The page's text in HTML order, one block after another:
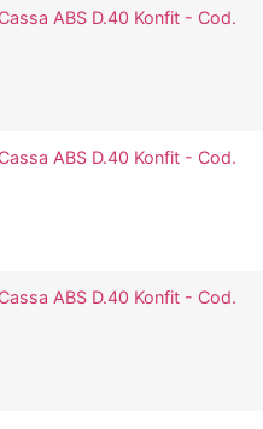
ABS D.40 Konfit - Cod.
ABS D.40 Konfit - Cod.
ABS D.40 Konfit - Cod.